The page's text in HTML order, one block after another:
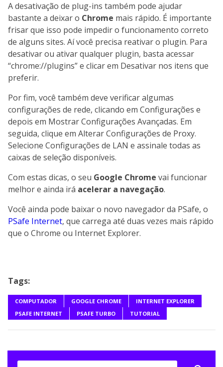
A desativação de plug-ins também pode ajudar
bastante a deixar o Chrome mais rápido. É importante
frisar que isso pode impedir o funcionamento correto
de alguns sites. Aí você precisa reativar o plugin. Para
desativar ou ativar qualquer plugin, basta acessar
“chrome://plugins” e clicar em Desativar nos itens que
preferir.
Por fim, você também deve verificar algumas
configurações de rede, clicando em Configurações e
depois em Mostrar Configurações Avançadas. Em
seguida, clique em Alterar Configurações de Proxy.
Selecione Configurações de LAN e assinale todas as
caixas de seleção disponíveis.
Com estas dicas, o seu Google Chrome vai funcionar
melhor e ainda irá acelerar a navegação.
Você ainda pode baixar o novo navegador da PSafe, o
PSafe Internet, que carrega até duas vezes mais rápido
que o Chrome ou Internet Explorer.
Tags:
COMPUTADOR GOOGLE CHROME
INTERNET EXPLORER
PSAFE INTERNET
PSAFE TURBO TUTORIAL